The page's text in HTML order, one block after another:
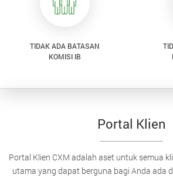
TIDAK ADA BATASAN
KOMISI IB
Portal Klien
Portal Klien CXM adalah aset untuk semua
utama yang dapat berguna bagi Anda ada